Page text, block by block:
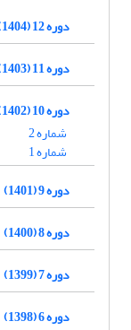
دوره 12 (1404)
دوره 11 (1403)
دوره 10 (1402)
شماره 2
شماره 1
دوره 9 (1401)
دوره 8 (1400)
دوره 7 (1399)
دوره 6 (1398)